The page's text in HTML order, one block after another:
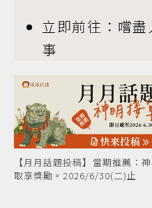
立即前往：嚐
事
【月月話題投稿】當期推薦：
取享獎勵。2026/6/30(二)止